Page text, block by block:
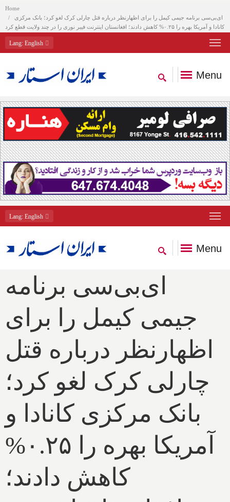
Home
ای‌بی‌سی برنامه جیمی کیمل را برای اظهارنظر درباره قتل چارلی کرک لغو کرد؛ بانک مرکزی
کانادا و آمریکا بهره را ۰.۲۵% کاهش دادند؛ افغانستان اینترنت فیبر نوری را در چند ولایت قطع کرد
Lang: English
Menu
Lang: English
Menu
ای‌بی‌سی برنامه
جیمی کیمل را برای
اظهارنظر درباره قتل
چارلی کرک لغو کرد؛
بانک مرکزی کانادا و
آمریکا بهره را ۰.۲۵%
کاهش دادند؛